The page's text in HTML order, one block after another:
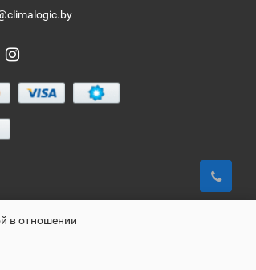
в отношении